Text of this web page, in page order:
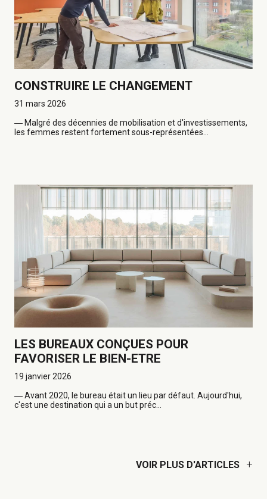
CONSTRUIRE LE CHANGEMENT
31 mars 2026
― Malgré des décennies de mobilisation et d'investissements,
les femmes restent fortement sous-représentées...
LES BUREAUX CONÇUES POUR
FAVORISER LE BIEN-ETRE
19 janvier 2026
―Avant 2020, le bureau était un lieu par défaut. Aujourd'hui,
c'est une destination qui a un but préc...
VOIR PLUS D'ARTICLES +